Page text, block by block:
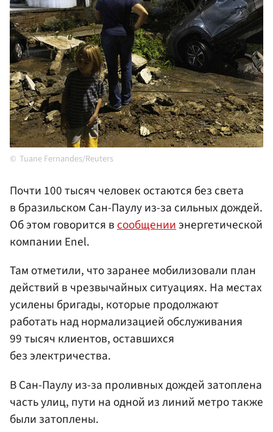
Tuane Fernandes/Reuters
Почти 100 тысяч человек остаются без света
в бразильском Сан-Паулу из-за сильных дождей.
Об этом говорится всообщенииэнергетической
компании Enel.
Там отметили, что заранее мобилизовали план
действий в чрезвычайных ситуациях. На местах
усилены бригады, которые продолжают
работать над нормализацией обслуживания
99 тысяч клиентов, оставшихся
без электричества.
В Сан-Паулу из-за проливных дождей затоплена
часть улиц, пути на одной из линий метро также
были затоплены.